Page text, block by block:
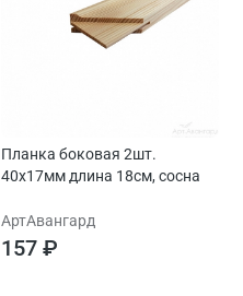
Планка боковая 2шт.
40х17мм длина 18см, сосна
АртАвангард
157 ₽